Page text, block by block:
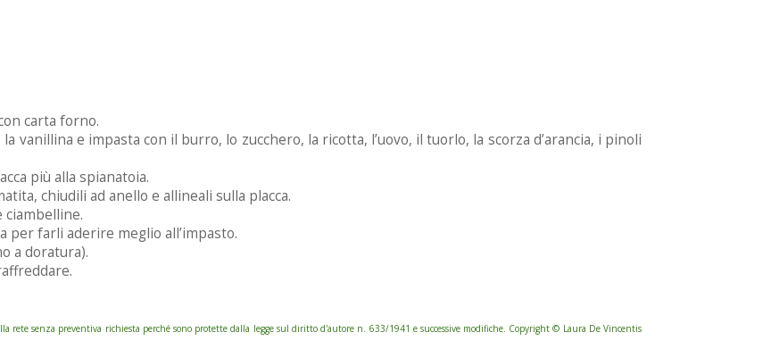
carta forno.
vanillina e impasta con il burro, lo zucchero, la ricotta, l’uovo, il tuorlo, la scorza d’arancia, i pinoli
più alla spianatoia.
chiudili ad anello e allineali sulla placca.
ciambelline.
per farli aderire meglio all’impasto.
a doratura).
rete senza preventiva richiesta perché sono protette dalla legge sul diritto d'autore n. 633/1941 e successive modifiche. Copyright © Laura De Vincentis